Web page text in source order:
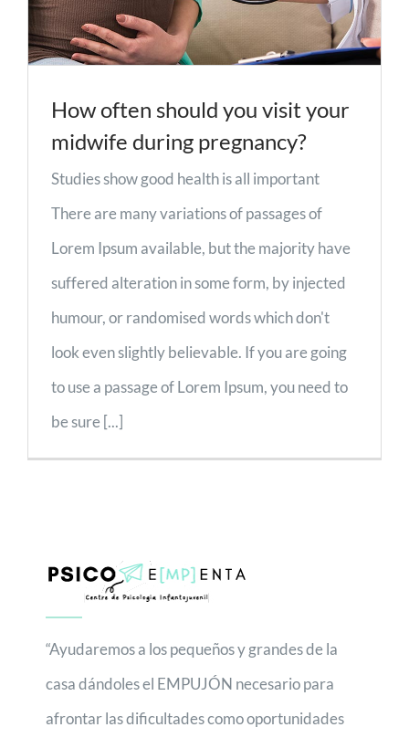
How often should you visit your
midwife during pregnancy?
Studies show good health is all important
There are many variations of passages of
Lorem Ipsum available, but the majority have
suffered alteration in some form, by injected
humour, or randomised words which don't
look even slightly believable. If you are going
to use a passage of Lorem Ipsum, you need to
be sure [...]
“Ayudaremos a los pequeños y grandes de la
casa dándoles el EMPUJÓN necesario para
afrontar las dificultades como oportunidades